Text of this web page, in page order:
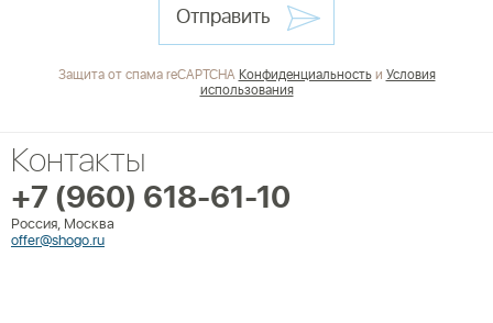
Отправить
Защита от спама reCAPTCHAКонфиденциальностьиУсловия
использования
Контакты
+7 (960) 618-61-10
Россия, Москва
offer@shogo.ru